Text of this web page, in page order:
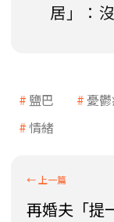
居」：
鹽巴 憂
情緒
再婚夫「提